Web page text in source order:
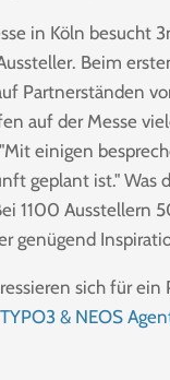
in Köln besucht
Beim
Partnerständen
auf der Messe
einigen
geplant ist." Was
1100 Ausstellern
genügend
sich für ein
TYPO3 & NEOS